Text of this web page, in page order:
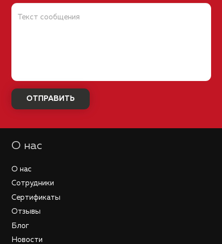
О нас
О нас
Сотрудники
Сертификаты
Отзывы
Блог
Новости